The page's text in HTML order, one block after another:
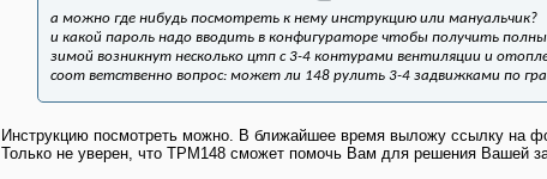
а можно где нибудь посмотреть к нему инструкцию или мануальчик?
и какой пароль надо вводить в конфигураторе чтобы получить
зимой возникнут несколько цтп с 3-4 контурами вентиляции и
соот ветственно вопрос: может ли 148 рулить 3-4 задвижками по
Инструкцию посмотреть можно. В ближайшее время выложу ссылку на
Только не уверен, что ТРМ148 сможет помочь Вам для решения Вашей